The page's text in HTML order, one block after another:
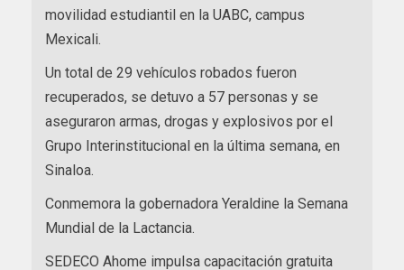
movilidad estudiantil en la UABC, campus
Mexicali.
Un total de 29 vehículos robados fueron
recuperados, se detuvo a 57 personas y se
aseguraron armas, drogas y explosivos por el
Grupo Interinstitucional en la última semana, en
Sinaloa.
Conmemora la gobernadora Yeraldine la Semana
Mundial de la Lactancia.
SEDECO Ahome impulsa capacitación gratuita